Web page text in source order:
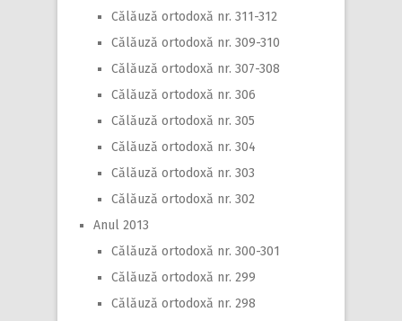
Călăuză ortodoxă nr. 311-312
Călăuză ortodoxă nr. 309-310
Călăuză ortodoxă nr. 307-308
Călăuză ortodoxă nr. 306
Călăuză ortodoxă nr. 305
Călăuză ortodoxă nr. 304
Călăuză ortodoxă nr. 303
Călăuză ortodoxă nr. 302
Anul 2013
Călăuză ortodoxă nr. 300-301
Călăuză ortodoxă nr. 299
Călăuză ortodoxă nr. 298